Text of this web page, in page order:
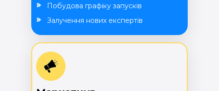
Побудова графіку запусків
Залучення нових експертів